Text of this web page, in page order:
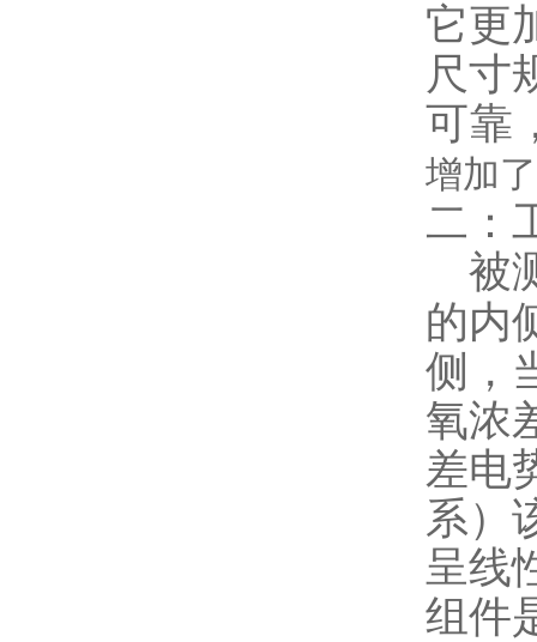
它更
尺寸
可靠
增加
二：
被
的内
侧，
氧浓
差电
系）
呈线
组件